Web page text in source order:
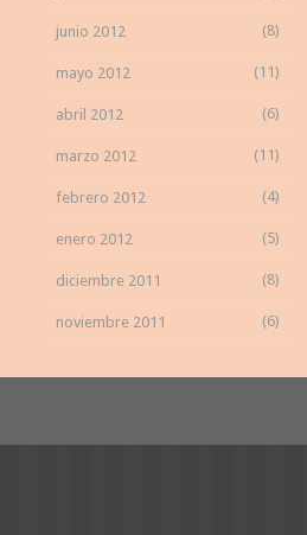
junio 2012 (8)
mayo 2012 (11)
abril 2012 (6)
marzo 2012 (11)
febrero 2012 (4)
enero 2012 (5)
diciembre 2011 (8)
noviembre 2011 (6)